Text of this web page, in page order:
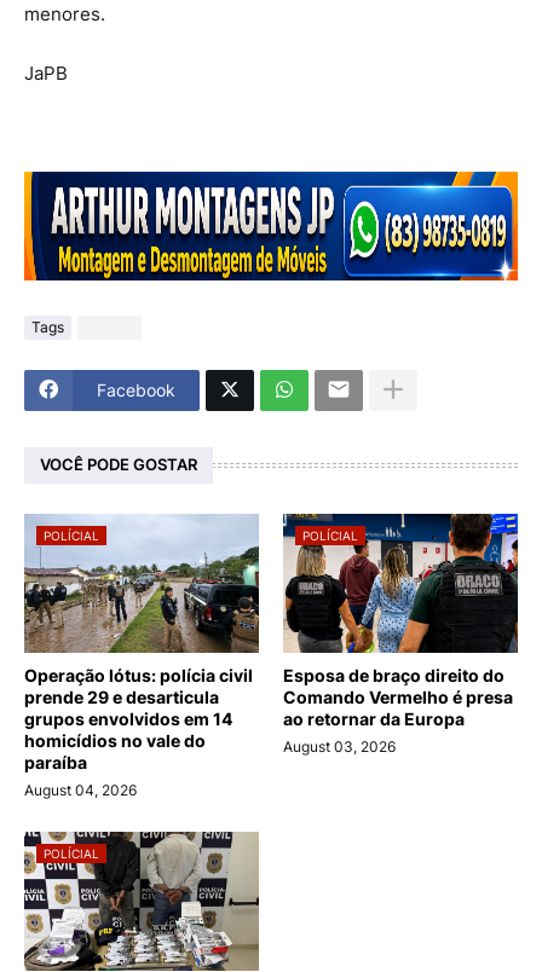
menores.
JaPB
Tags
Facebook
VOCÊ PODE GOSTAR
POLÍCIAL
Operação lótus: polícia civil
prende 29 e desarticula
grupos envolvidos em 14
homicídios no vale do
paraíba
August 04, 2026
POLÍCIAL
Esposa de braço direito do
Comando Vermelho é presa
ao retornar da Europa
August 03, 2026
POLÍCIAL